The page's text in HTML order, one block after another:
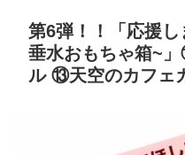
第6弾！！「応援
垂水おもちゃ箱~
ル ⑬天空のカフェ